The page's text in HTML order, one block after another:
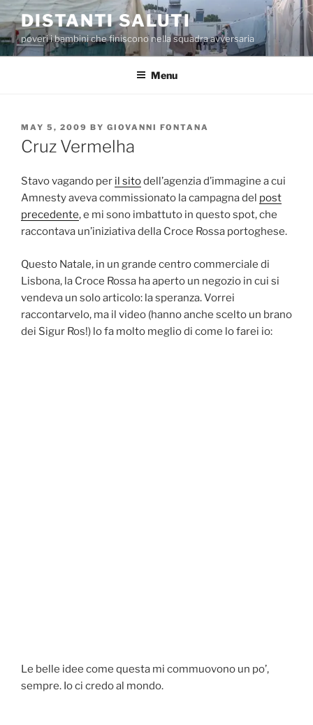
Skip
to
content
DISTANTI SALUTI
poveri i bambini che finiscono nella squadra avversaria
Menu
POSTED
ON
MAY 5, 2009 BY GIOVANNI FONTANA
Cruz Vermelha
Stavo vagando per il sitodell’agenzia d’immagine a cui
Amnesty aveva commissionato la campagna del post
precedente, e mi sono imbattuto in questo spot, che
raccontava un’iniziativa della Croce Rossa portoghese.
Questo Natale, in un grande centro commerciale di
Lisbona, la Croce Rossa ha aperto un negozio in cui si
vendeva un solo articolo: la speranza. Vorrei
raccontarvelo, ma il video (hanno anche scelto un brano
dei Sigur Ros!) lo fa molto meglio di come lo farei io:
Le belle idee come questa mi commuovono un po’,
sempre. Io ci credo al mondo.